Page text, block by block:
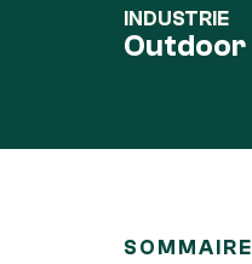
INDUSTRIE
Outdoor
SOMMAIRE